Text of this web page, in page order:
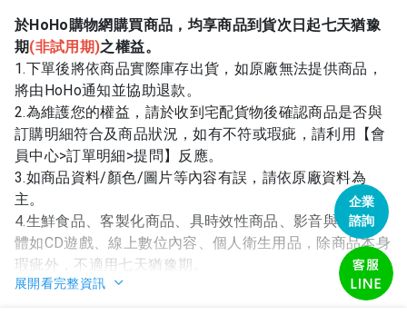
於HoHo購物網購買商品，均享商品到貨次日起七天猶豫
期(非試用期)之權益。
1.下單後將依商品實際庫存出貨，如原廠無法提供商品，
將由HoHo通知並協助退款。
2.為維護您的權益，請於收到宅配貨物後確認商品是否與
訂購明細符合及商品狀況，如有不符或瑕疵，請利用【會
員中心>訂單明細>提問】反應。
3.如商品資料/顏色/圖片等內容有誤，請依原廠資料為
主。
4.生鮮食品、客製化商品、具時效性商品、影音與電腦軟
體如CD遊戲、線上數位內容、個人衛生用品，除商品本身
瑕疵外，不適用七天猶豫期。
5.已於賣場揭示之福利品狀態、瑕疵，HoHo不負擔保責
展開看完整資訊
企業
諮詢